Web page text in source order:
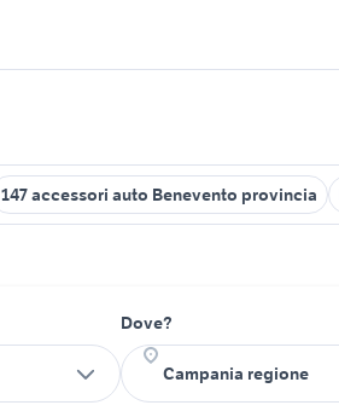
147 accessori auto Benevento provincia
Dove?